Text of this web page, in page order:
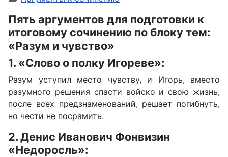
Пять аргументов для подготовки к
итоговому сочинению по блоку тем:
«Разум и чувство»
1. «Слово о полку Игореве»:
Разум уступил место чувству, и Игорь, вместо
разумного решения спасти войско и свою жизнь,
после всех предзнаменований, решает погибнуть,
но чести не посрамить.
2. Денис Иванович Фонвизин
«Недоросль»: